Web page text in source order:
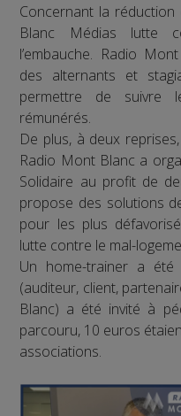
Concernant la
Blanc Médias lutte
l’embauche. Radio
des alternants et
permettre de suivre
rémunérés.
De plus, à deux
Radio Mont Blanc a
Solidaire au profit de
propose des solutions
pour les plus
lutte contre le mal-
Un home-trainer a
(auditeur, client,
Blanc) a été invité à
parcouru, 10 euros
associations.